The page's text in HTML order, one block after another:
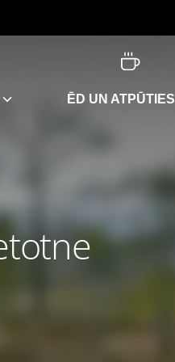
ĒD UN ATPŪTIES